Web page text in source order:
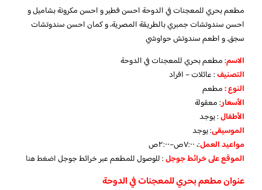
مطعم بحري للمعجنات في الدوحة احسن فطير و احسن مكرونة بشاميل و
احسن سندوتشات جمبري بالطريقة المصرية، و كمان احسن سندوتشات
سجق. و اطعم سندوتش حواوشي
الاسم: مطعم بحري للمعجنات في الدوحة
التصنيف: عائلات – افراد
النوع :مطعم
الأسعار:معقولة
الأطفال:يوجد
الموسيقى:يوجد
مواعيد العمل:، ٧:٠٠ص–٢:٠٠ص
الموقع على خرائط جوجل: للوصول للمطعم عبر خرائط جوجلاضغط هنا
عنوان مطعم بحري للمعجنات في الدوحة